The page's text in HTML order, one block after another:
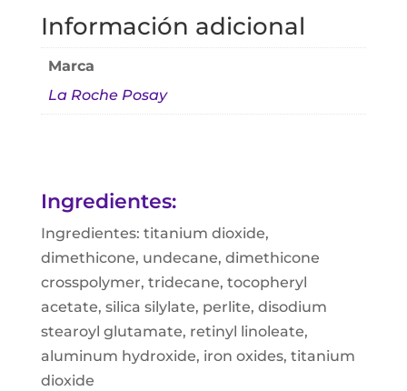
Información adicional
Marca
La Roche Posay
Ingredientes:
Ingredientes: titanium dioxide,
dimethicone, undecane, dimethicone
crosspolymer, tridecane, tocopheryl
acetate, silica silylate, perlite, disodium
stearoyl glutamate, retinyl linoleate,
aluminum hydroxide, iron oxides, titanium
dioxide